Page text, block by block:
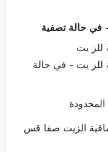
في حالة تصفية
للز يت
للز يت - في حالة